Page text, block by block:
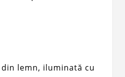
lemn, iluminată cu